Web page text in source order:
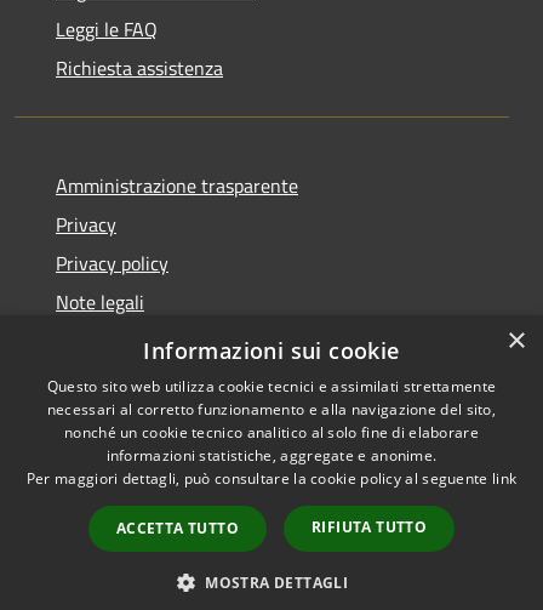
Leggi le FAQ
Richiesta assistenza
Amministrazione trasparente
Privacy
Privacy policy
Note legali
Dichiarazione di accessibilità
Accessibilità
Copyright © 2026 • Comune di
Fiorenzuola d'Arda • Powered
byMunicipium
Accesso
redazione
×
Informazioni sui cookie
Questo sito web utilizza cookie tecnici e assimilati strettamente
necessari al corretto funzionamento e alla navigazione del sito,
nonché un cookie tecnico analitico al solo fine di elaborare
informazioni statistiche, aggregate e anonime.
Per maggiori dettagli, può consultare la cookie policy al seguente link
ACCETTA TUTTO RIFIUTA TUTTO
MOSTRA DETTAGLI